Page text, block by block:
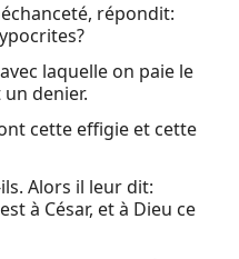
répondit:
laquelle on paie le
denier.
cette effigie et cette
Alors il leur dit:
à César, et à Dieu ce